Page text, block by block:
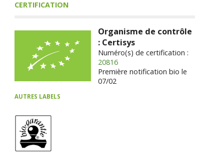
CERTIFICATION
Organisme de contrôle
: Certisys
Numéro(s) de certification :
20816
Première notification bio le
07/02
AUTRES LABELS